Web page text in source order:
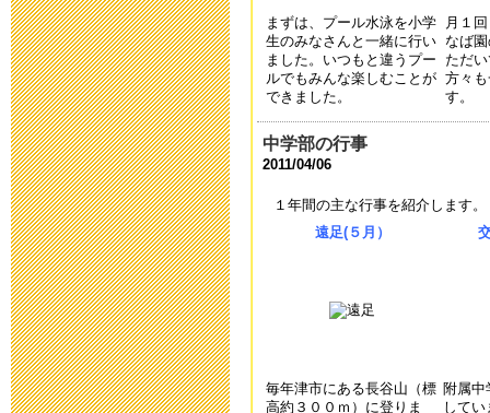
運動会延期の
2020年10月16日
第32回公開研
2020年7月20日
令和2年度 卒
学校教育活動
まずは、プール水泳を小学
生のみなさんと一緒に行い
ました。いつもと違うプー
ルでもみんな楽しむことが
できました。
月１
なば
ただ
方々
す。
中学部の行事
2011/04/06
１年間の主な行事を紹介します。
遠足(５月）
毎年津市にある長谷山（標
高約３００ｍ）に登りま
附属中
して